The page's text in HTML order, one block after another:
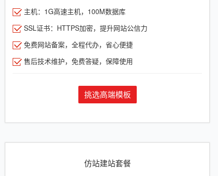
主机：1G高速主机，100M数据库
SSL证书：HTTPS加密，提升网站公信力
免费网站备案，全程代办，省心便捷
售后技术维护，免费答疑，保障使用
挑选高端模板
仿站建站套餐